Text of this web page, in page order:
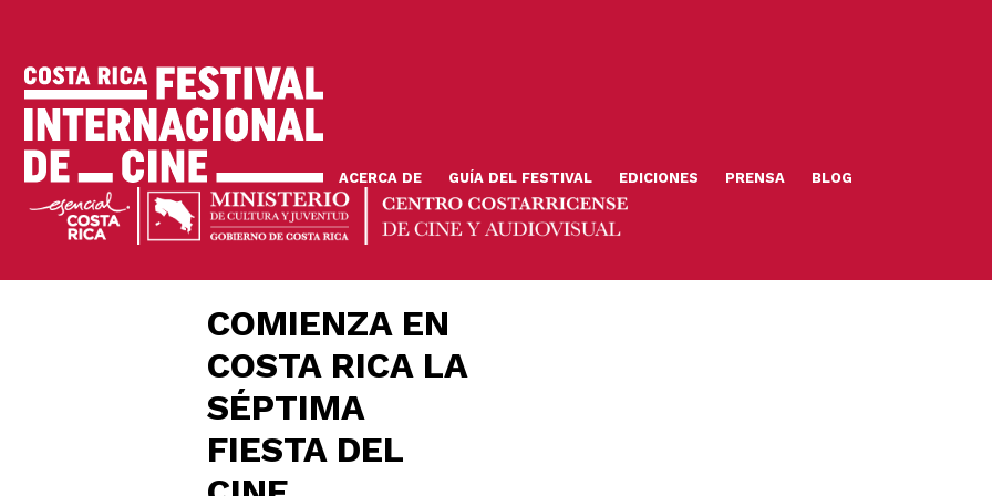
principal
ACERCA DE GUÍA DEL FESTIVAL EDICIONES PRENSA BLOG
COMIENZA EN
COSTA RICA LA
SÉPTIMA
FIESTA DEL